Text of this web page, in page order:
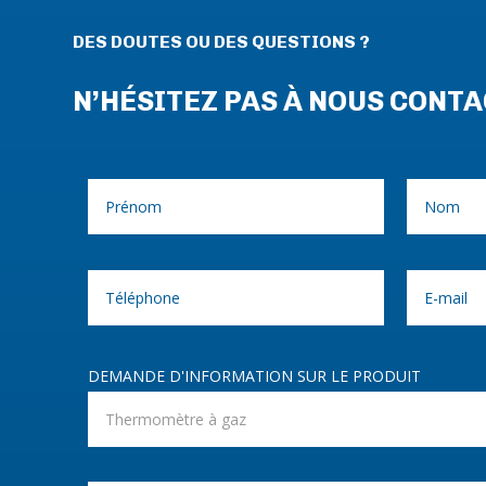
DES DOUTES OU DES QUESTIONS ?
N’HÉSITEZ PAS À NOUS
DEMANDE D'INFORMATION SUR LE PRODUIT